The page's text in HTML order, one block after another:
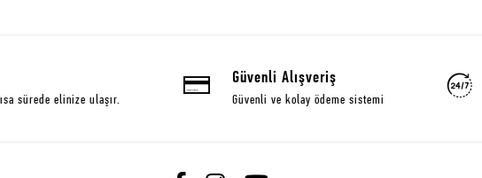
sürede elinize ulaşır.
Güvenli Alışveriş
Güvenli ve kolay ödeme sistemi